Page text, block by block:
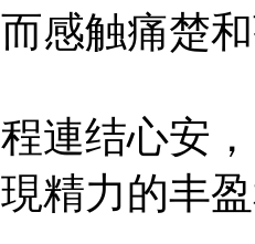
感触痛楚
連结心安
精力的丰